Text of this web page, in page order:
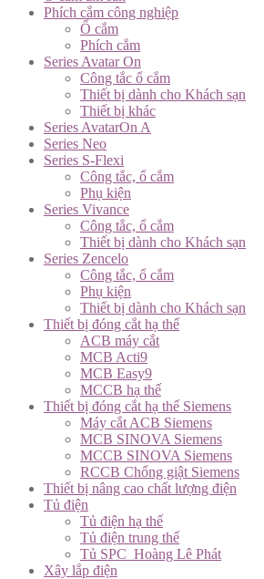
Phích cắm công nghiệp
Ổ cắm
Phích cắm
Series Avatar On
Công tắc ổ cắm
Thiết bị dành cho Khách sạn
Thiết bị khác
Series AvatarOn A
Series Neo
Series S-Flexi
Công tắc, ổ cắm
Phụ kiện
Series Vivance
Công tắc, ổ cắm
Thiết bị dành cho Khách sạn
Series Zencelo
Công tắc, ổ cắm
Phụ kiện
Thiết bị dành cho Khách sạn
Thiết bị đóng cắt hạ thế
ACB máy cắt
MCB Acti9
MCB Easy9
MCCB hạ thế
Thiết bị đóng cắt hạ thế Siemens
Máy cắt ACB Siemens
MCB SINOVA Siemens
MCCB SINOVA Siemens
RCCB Chống giật Siemens
Thiết bị nâng cao chất lượng điện
Tủ điện
Tủ điện hạ thế
Tủ điện trung thế
Tủ SPC_Hoàng Lê Phát
Xây lắp điện